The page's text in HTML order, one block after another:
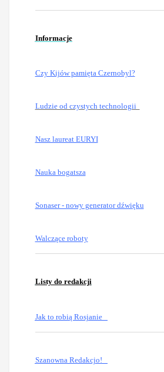
Informacje
Czy Kijów pamięta Czernobyl?
Ludzie od czystych technologii
Nasz laureat EURYI
Nauka bogatsza
Sonaser - nowy generator dźwięku
Walczące roboty
Listy do redakcji
Jak to robią Rosjanie
Szanowna Redakcjo!